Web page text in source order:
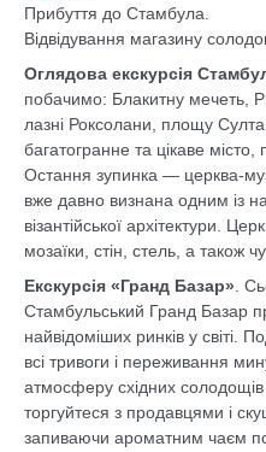
Прибуття до Стамбула.
Відвідування магазину
Оглядова екскурсія
побачимо: Блакитну мечеть,
лазні Роксолани, площу
багатогранне та цікаве
Остання зупинка — церква-
вже давно визнана одним із
візантійської архітектури.
мозаїки, стін, стель, а також
Екскурсія «Гранд Базар».
Стамбульський Гранд Базар
найвідоміших ринків у світі.
всі тривоги і переживання
атмосферу східних солодощів
торгуйтеся з продавцями і
запиваючи ароматним чаєм